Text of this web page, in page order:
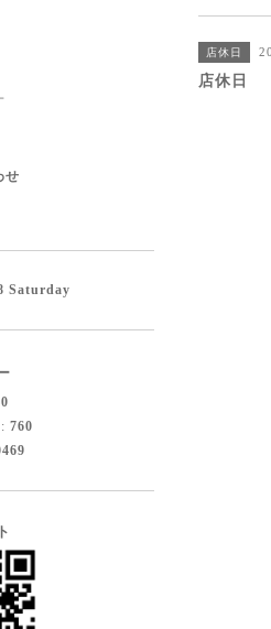
店休日
店休日
せ
Saturday
760